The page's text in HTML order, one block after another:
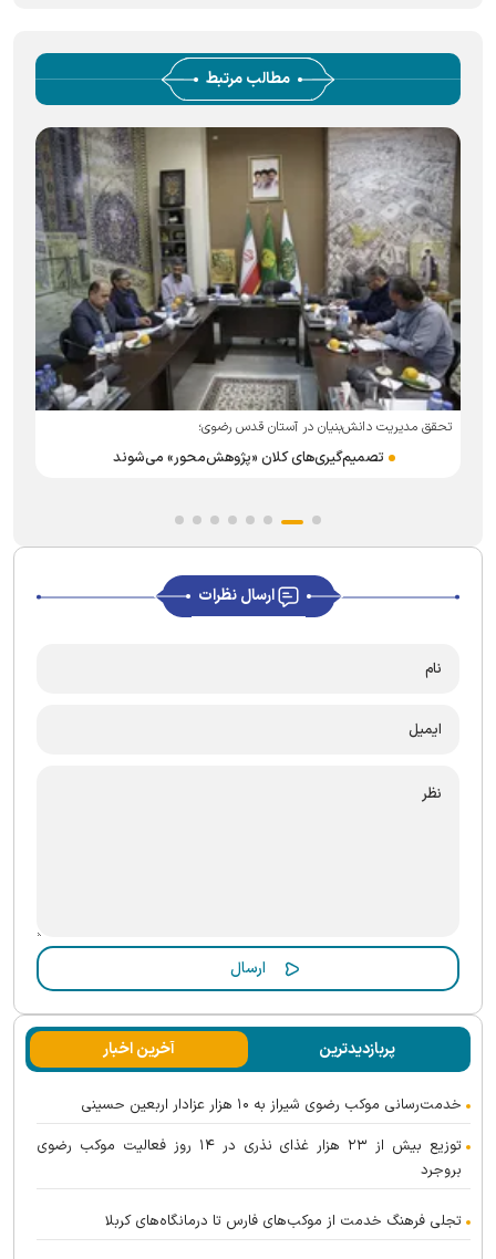
مطالب مرتبط
تحقق مدیریت دانش‌بنیان در آستان قدس رضوی؛
تصمیم‌گیری‌های کلان «پژوهش‌محور» می‌شوند
ارسال نظرات
پربازدیدترین آخرین اخبار
خدمت‌رسانی موکب رضوی شیراز به ۱۰ هزار عزادار اربعین حسینی
توزیع بیش از ۲۳ هزار غذای نذری در ۱۴ روز فعالیت موکب رضوی
بروجرد
تجلی فرهنگ خدمت از موکب‌های فارس تا درمانگاه‌های کربلا